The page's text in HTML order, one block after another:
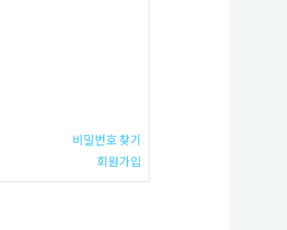
비밀번호 찾기
회원가입